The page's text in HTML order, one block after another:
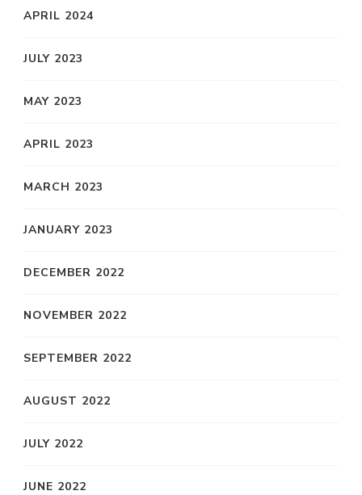
APRIL 2024
JULY 2023
MAY 2023
APRIL 2023
MARCH 2023
JANUARY 2023
DECEMBER 2022
NOVEMBER 2022
SEPTEMBER 2022
AUGUST 2022
JULY 2022
JUNE 2022